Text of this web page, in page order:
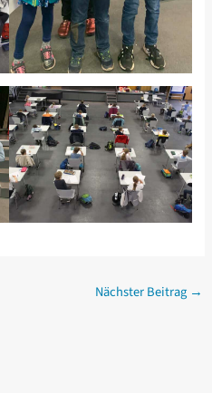
Nächster Beitrag →